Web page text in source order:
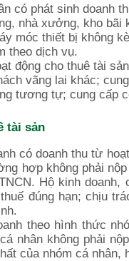
có phát sinh doanh
nhà xưởng, kho bãi
móc thiết bị không
theo dịch vụ.
động cho thuê tài
vãng lai khác;
tương tự; cung cấp
tài sản
có doanh thu từ
hợp không phải
Hộ kinh
đúng hạn; chịu
theo hình thức
nhân không phải
của nhóm cá nhân,